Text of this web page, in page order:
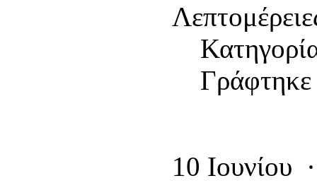
10 Ιουνίου